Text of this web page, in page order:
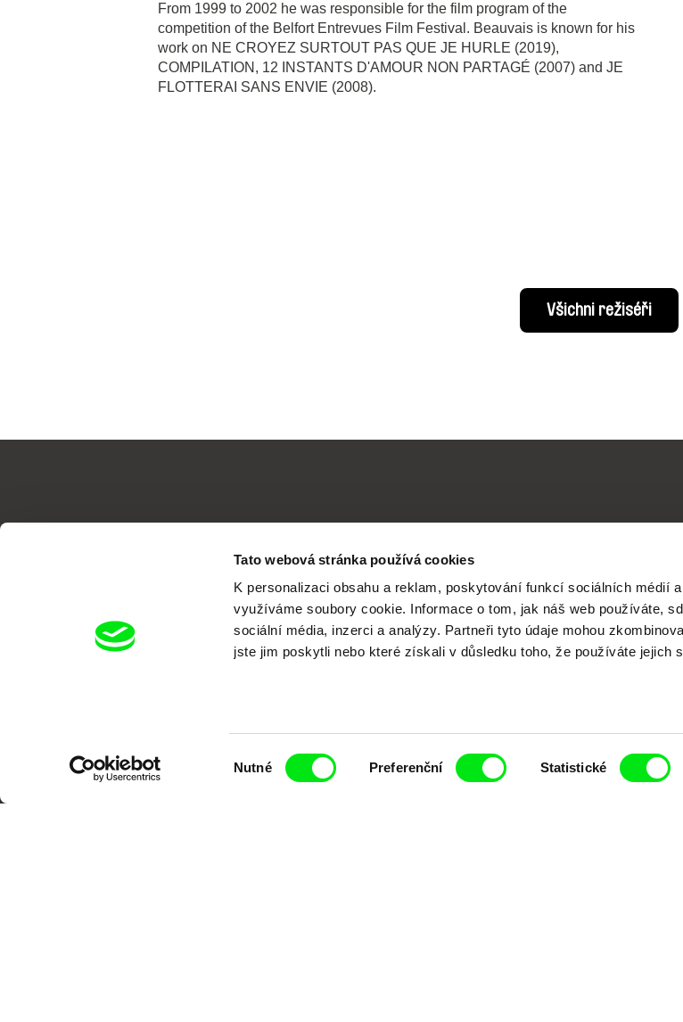
Tato webová stránka používá cookies
K personalizaci obsahu a reklam, poskytování funkcí sociálních médií
využíváme soubory cookie. Informace o tom, jak náš web používáte,
sociální média, inzerci a analýzy. Partneři tyto údaje mohou
jste jim poskytli nebo které získali v důsledku toho, že používáte jejich
Nutné Preferenční Statistické
From 1999 to 2002 he was responsible for the film program of the
competition of the Belfort Entrevues Film Festival. Beauvais is known for his
work on NE CROYEZ SURTOUT PAS QUE JE HURLE (2019),
COMPILATION, 12 INSTANTS D'AMOUR NON PARTAGÉ (2007) and JE
FLOTTERAI SANS ENVIE (2008).
Všichni režiséři